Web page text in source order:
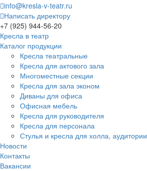
info@kresla-v-teatr.ru
Написать директору
+7 (925) 944-56-20
Кресла в театр
Каталог продукции
Кресла театральные
Кресла для актового зала
Многоместные секции
Кресла для зала эконом
Диваны для офиса
Офисная мебель
Кресла для руководителя
Кресла для персонала
Стулья и кресла для холла, аудитории
Новости
Контакты
Вакансии